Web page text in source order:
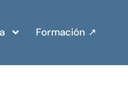
Formación ↗︎